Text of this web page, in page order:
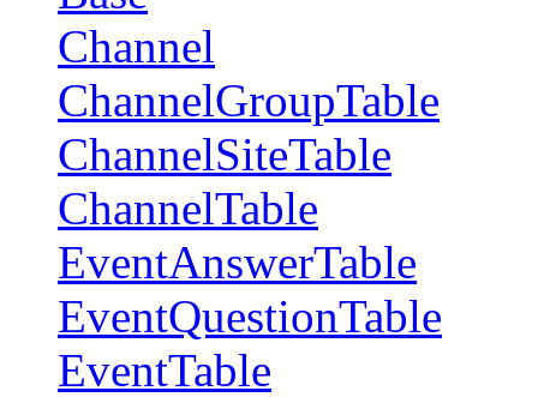
Channel
ChannelGroupTable
ChannelSiteTable
ChannelTable
EventAnswerTable
EventQuestionTable
EventTable